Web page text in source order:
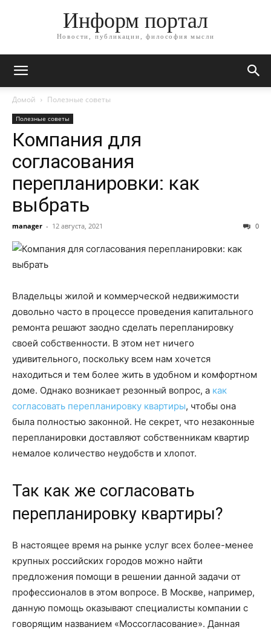
Информ портал
Новости, публикации, философия мысли
Домой Полезные советы
Полезные советы
Компания для
согласования
перепланировки: как
выбрать
manager - 12 августа, 2021 0
Владельцы жилой и коммерческой недвижимости
довольно часто в процессе проведения капитального
ремонта решают заодно сделать перепланировку
своей собственности. В этом нет ничего
удивительного, поскольку всем нам хочется
находиться и тем более жить в удобном и комфортном
доме. Однако возникает резонный вопрос, а как
согласовать перепланировку квартиры, чтобы она
была полностью законной. Не секрет, что незаконные
перепланировки доставляют собственникам квартир
немалое количество неудобств и хлопот.
Так как же согласовать
перепланировку квартиры?
В настоящее время на рынке услуг всех более-менее
крупных российских городов можно найти
предложения помощи в решении данной задачи от
профессионалов в этом вопросе. В Москве, например,
данную помощь оказывают специалисты компании с
говорящим названием «Моссогласование». Данная